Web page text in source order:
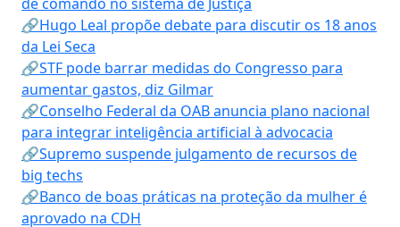
🔗Hugo Leal propõe debate para discutir os 18 anos
da Lei Seca
🔗STF pode barrar medidas do Congresso para
aumentar gastos, diz Gilmar
🔗Conselho Federal da OAB anuncia plano nacional
para integrar inteligência artificial à advocacia
🔗Supremo suspende julgamento de recursos de
big techs
🔗Banco de boas práticas na proteção da mulher é
aprovado na CDH